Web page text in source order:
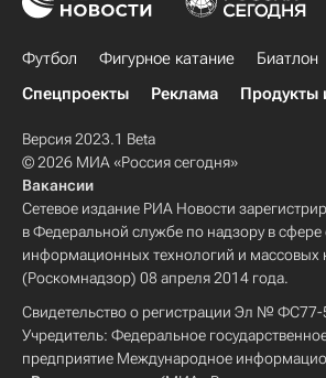
Футбол Фигурное катание Биатлон
Спецпроекты
Реклама Продукты
Версия 2023.1 Beta
© 2026 МИА «Россия сегодня»
Вакансии
Сетевое издание РИА Новости
в Федеральной службе по надзору в сфере
информационных технологий и массовых
(Роскомнадзор) 08 апреля 2014 года.
Свидетельство о регистрации Эл №
Учредитель: Федеральное
предприятие Международное